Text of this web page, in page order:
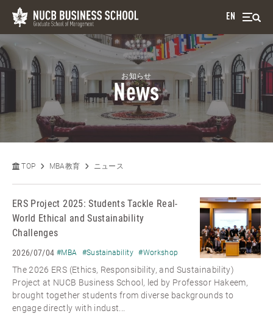
EN
お知らせ
News
TOP MBA教育 ニュース
ERS Project 2025: Students Tackle Real-
World Ethical and Sustainability
Challenges
2026/07/04 #MBA #Sustainability #Workshop
The 2026 ERS (Ethics, Responsibility, and Sustainability)
Project at NUCB Business School, led by Professor Hakeem,
brought together students from diverse backgrounds to
engage directly with indust...